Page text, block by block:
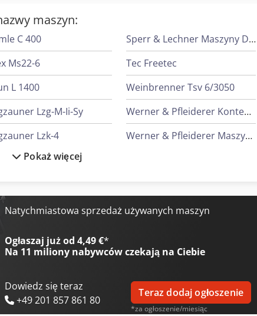
maszyn:
C 400
Ms22-6
L 1400
Lzg-M-Ii-Sy
Lzk-4
L 10
Sprężarki
Benz V
Sperr & Lechner Maszyny Do Cięcia
Tec Freetec
Weinbrenner Tsv 6/3050
Werner & Pfleiderer Kontenery
Werner & Pfleiderer Maszyny Do Podziału Ciasta I Do Efektów
Pokaż więcej
Natychmiastowa sprzedaż używanych maszyn
Ogłaszaj już od 4,49 €*
Na 11 miliony nabywcówczekają na Ciebie
Dowiedz się teraz
+49 201 857 861 80
Teraz dodaj ogłoszenie
*za ogłoszenie/miesiąc